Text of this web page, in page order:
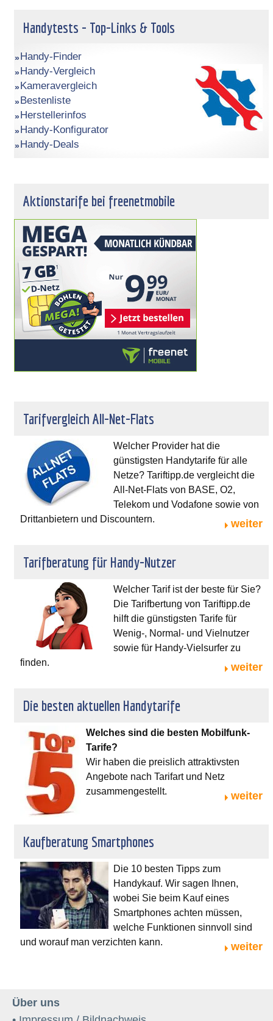
Handytests - Top-Links & Tools
Handy-Finder
Handy-Vergleich
Kameravergleich
Bestenliste
Herstellerinfos
Handy-Konfigurator
Handy-Deals
Aktionstarife bei freenetmobile
Tarifvergleich All-Net-Flats
Welcher Provider hat die
günstigsten Handytarife für alle
Netze? Tariftipp.de vergleicht die
All-Net-Flats von BASE, O2,
Telekom und Vodafone sowie von
Drittanbietern und Discountern.
weiter
Tarifberatung für Handy-Nutzer
Welcher Tarif ist der beste für Sie?
Die Tarifbertung von Tariftipp.de
hilft die günstigsten Tarife für
Wenig-, Normal- und Vielnutzer
sowie für Handy-Vielsurfer zu
finden.
weiter
Die besten aktuellen Handytarife
Welches sind die besten Mobilfunk-
Tarife?
Wir haben die preislich attraktivsten
Angebote nach Tarifart und Netz
zusammengestellt.
weiter
Kaufberatung Smartphones
Die 10 besten Tipps zum
Handykauf. Wir sagen Ihnen,
wobei Sie beim Kauf eines
Smartphones achten müssen,
welche Funktionen sinnvoll sind
und worauf man verzichten kann.
weiter
Über uns